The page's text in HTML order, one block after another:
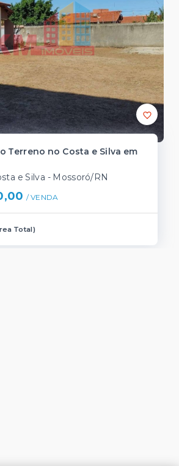
Terreno no Costa e Silva em
e Silva - Mossoró/RN
/ VENDA
Total)